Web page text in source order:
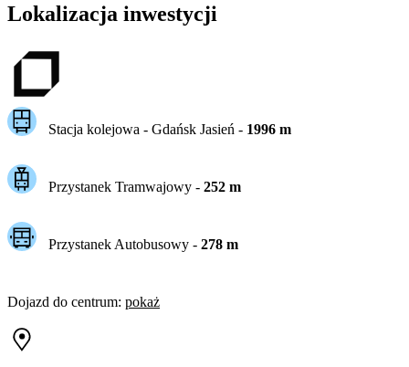
Lokalizacja inwestycji
Stacja kolejowa - Gdańsk Jasień - 1996m
Przystanek Tramwajowy - 252m
Przystanek Autobusowy - 278m
Dojazd do centrum: pokaż